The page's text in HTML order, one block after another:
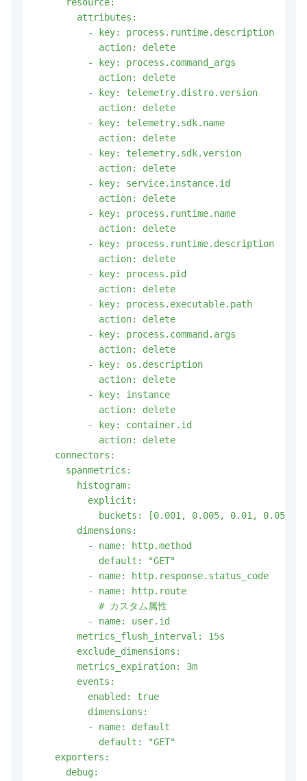
      resource:
        attributes:
          - key: process.runtime.description
            action: delete
          - key: process.command_args
            action: delete
          - key: telemetry.distro.version
            action: delete
          - key: telemetry.sdk.name
            action: delete
          - key: telemetry.sdk.version
            action: delete
          - key: service.instance.id
            action: delete
          - key: process.runtime.name
            action: delete
          - key: process.runtime.description
            action: delete
          - key: process.pid
            action: delete
          - key: process.executable.path
            action: delete
          - key: process.command.args
            action: delete
          - key: os.description
            action: delete
          - key: instance
            action: delete
          - key: container.id
            action: delete
    connectors:
      spanmetrics:
        histogram:
          explicit:
buckets: [0.001, 0.005, 0.01, 0.05,
        dimensions:
          - name: http.method
            default: "GET"
          - name: http.response.status_code
          - name: http.route
            # カスタム属性
          - name: user.id
        metrics_flush_interval: 15s
        exclude_dimensions:
        metrics_expiration: 3m
        events:
          enabled: true
          dimensions:
          - name: default
            default: "GET"
    exporters:
      debug: